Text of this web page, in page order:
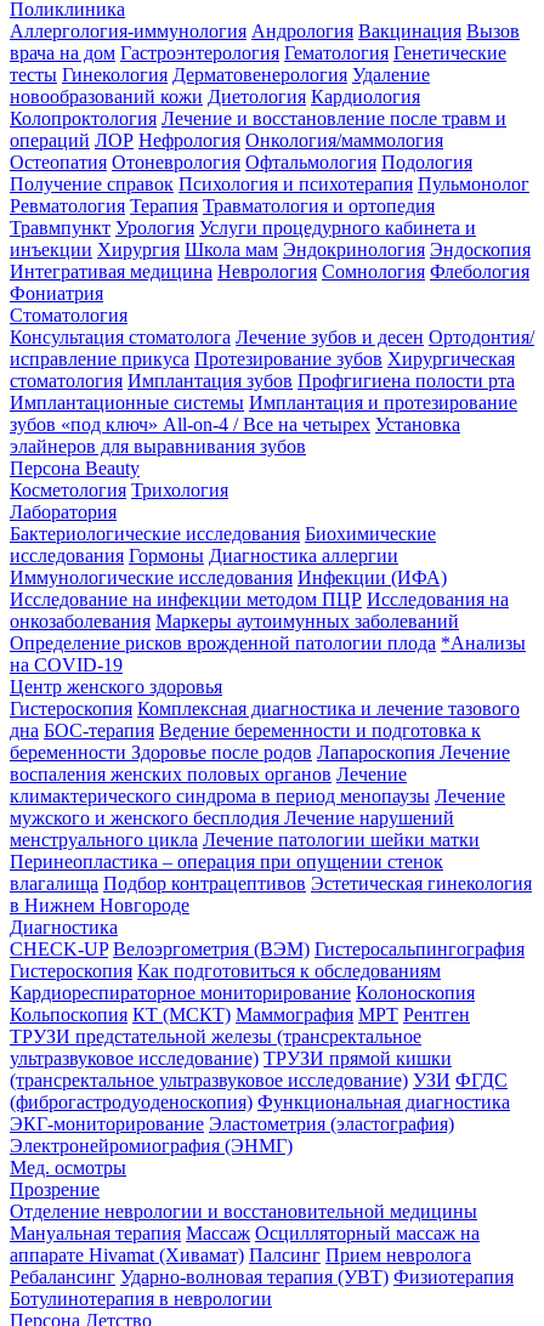
Поликлиника
Аллергология-иммунология Андрология Вакцинация Вызов
врача на дом Гастроэнтерология Гематология Генетические
тесты Гинекология Дерматовенерология Удаление
новообразований кожи Диетология Кардиология
Колопроктология Лечение и восстановление после травм и
операций ЛОР Нефрология Онкология/маммология
Остеопатия Отоневрология Офтальмология Подология
Получение справок Психология и психотерапия Пульмонолог
Ревматология Терапия Травматология и ортопедия
Травмпункт Урология Услуги процедурного кабинета и
инъекции Хирургия Школа мам Эндокринология Эндоскопия
Интегративая медицина Неврология Сомнология Флебология
Фониатрия
Стоматология
Консультация стоматолога Лечение зубов и десен Ортодонтия/
исправление прикуса Протезирование зубов Хирургическая
стоматология Имплантация зубов Профгигиена полости рта
Имплантационные системы Имплантация и протезирование
зубов «под ключ» All-on-4 / Все на четырех Установка
элайнеров для выравнивания зубов
Персона Beauty
Косметология Трихология
Лаборатория
Бактериологические исследования Биохимические
исследования Гормоны Диагностика аллергии
Иммунологические исследования Инфекции (ИФА)
Исследование на инфекции методом ПЦР Исследования на
онкозаболевания Маркеры аутоимунных заболеваний
Определение рисков врожденной патологии плода *Анализы
на COVID-19
Центр женского здоровья
Гистероскопия Комплексная диагностика и лечение тазового
дна БОС-терапия Ведение беременности и подготовка к
беременности Здоровье после родов Лапароскопия Лечение
воспаления женских половых органов Лечение
климактерического синдрома в период менопаузы Лечение
мужского и женского бесплодия Лечение нарушений
менструального цикла Лечение патологии шейки матки
Перинеопластика – операция при опущении стенок
влагалища Подбор контрацептивов Эстетическая гинекология
в Нижнем Новгороде
Диагностика
CHECK-UP Велоэргометрия (ВЭМ) Гистеросальпингография
Гистероскопия Как подготовиться к обследованиям
Кардиореспираторное мониторирование Колоноскопия
Кольпоскопия КТ (МСКТ) Маммография МРТ Рентген
ТРУЗИ предстательной железы (трансректальное
ультразвуковое исследование) ТРУЗИ прямой кишки
(трансректальное ультразвуковое исследование) УЗИ ФГДС
(фиброгастродуоденоскопия) Функциональная диагностика
ЭКГ-мониторирование Эластометрия (эластография)
Электронейромиография (ЭНМГ)
Мед. осмотры
Прозрение
Отделение неврологии и восстановительной медицины
Мануальная терапия Массаж Осцилляторный массаж на
аппарате Hivamat (Хивамат) Палсинг Прием невролога
Ребалансинг Ударно-волновая терапия (УВТ) Физиотерапия
Ботулинотерапия в неврологии
Персона Детство